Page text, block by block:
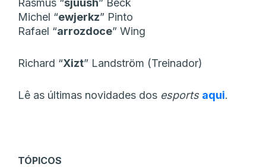
Rasmus “⁠sjuush⁠” Beck
Michel “⁠ewjerkz⁠” Pinto
Rafael “⁠arrozdoce⁠” Wing
Richard “⁠Xizt⁠” Landström (Treinador)
Lê as últimas novidades dos esports aqui.
TÓPICOS